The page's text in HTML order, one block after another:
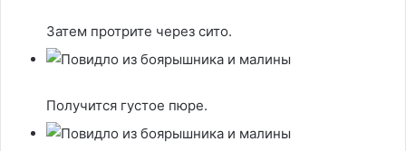
Затем протрите через сито.
Получится густое пюре.